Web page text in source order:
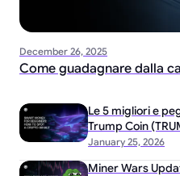
December 26, 2025
Come guadagnare dalla
January 25, 2026
Le 5 migliori e
Trump Coin
Miner Wars